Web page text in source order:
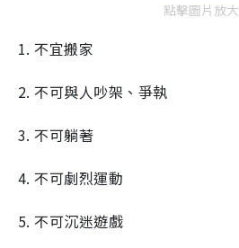
點擊圖片放大
1. 不宜搬家
2. 不可與人吵架、爭執
3. 不可躺著
4. 不可劇烈運動
5. 不可沉迷遊戲